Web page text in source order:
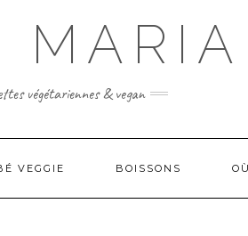
végétariennes & vegan
VEGGIE BOISSONS